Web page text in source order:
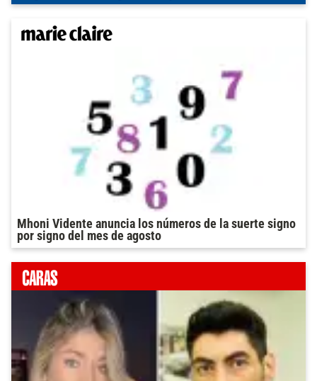
Mhoni Vidente anuncia los números de la suerte signo
por signo del mes de agosto